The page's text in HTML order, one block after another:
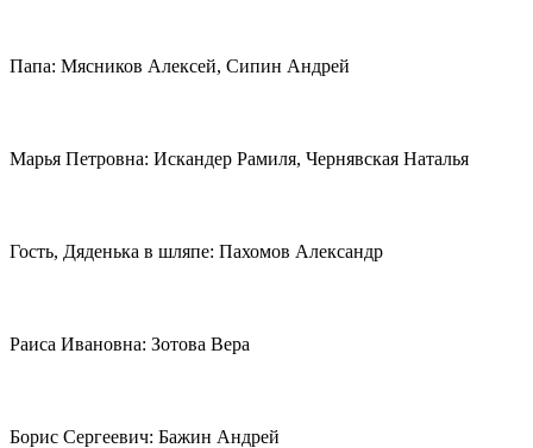
Папа: Мясников Алексей, Сипин Андрей
Марья Петровна: Искандер Рамиля, Чернявская Наталья
Гость, Дяденька в шляпе: Пахомов Александр
Раиса Ивановна: Зотова Вера
Борис Сергеевич: Бажин Андрей